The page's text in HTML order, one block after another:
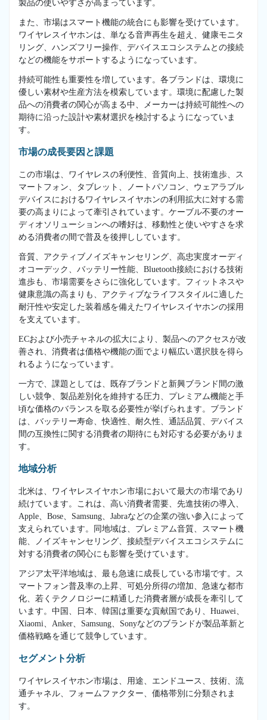
製品の使いやすさが高まっています。
また、市場はスマート機能の統合にも影響を受けています。
ワイヤレスイヤホンは、単なる音声再生を超え、健康モニタ
リング、ハンズフリー操作、デバイスエコシステムとの接続
などの機能をサポートするようになっています。
持続可能性も重要性を増しています。各ブランドは、環境に
優しい素材や生産方法を模索しています。環境に配慮した製
品への消費者の関心が高まる中、メーカーは持続可能性への
期待に沿った設計や素材選択を検討するようになっていま
す。
市場の成長要因と課題
この市場は、ワイヤレスの利便性、音質向上、技術進歩、ス
マートフォン、タブレット、ノートパソコン、ウェアラブル
デバイスにおけるワイヤレスイヤホンの利用拡大に対する需
要の高まりによって牽引されています。ケーブル不要のオー
ディオソリューションへの嗜好は、移動性と使いやすさを求
める消費者の間で普及を後押ししています。
音質、アクティブノイズキャンセリング、高忠実度オーディ
オコーデック、バッテリー性能、Bluetooth接続における技術
進歩も、市場需要をさらに強化しています。フィットネスや
健康意識の高まりも、アクティブなライフスタイルに適した
耐汗性や安定した装着感を備えたワイヤレスイヤホンの採用
を支えています。
ECおよび小売チャネルの拡大により、製品へのアクセスが改
善され、消費者は価格や機能の面でより幅広い選択肢を得ら
れるようになっています。
一方で、課題としては、既存ブランドと新興ブランド間の激
しい競争、製品差別化を維持する圧力、プレミアム機能と手
頃な価格のバランスを取る必要性が挙げられます。ブランド
は、バッテリー寿命、快適性、耐久性、通話品質、デバイス
間の互換性に関する消費者の期待にも対応する必要がありま
す。
地域分析
北米は、ワイヤレスイヤホン市場において最大の市場であり
続けています。これは、高い消費者需要、先進技術の導入、
Apple、Bose、Samsung、Jabraなどの企業の強い参入によって
支えられています。同地域は、プレミアム音質、スマート機
能、ノイズキャンセリング、接続型デバイスエコシステムに
対する消費者の関心にも影響を受けています。
アジア太平洋地域は、最も急速に成長している市場です。ス
マートフォン普及率の上昇、可処分所得の増加、急速な都市
化、若くテクノロジーに精通した消費者層が成長を牽引して
います。中国、日本、韓国は重要な貢献国であり、Huawei、
Xiaomi、Anker、Samsung、Sonyなどのブランドが製品革新と
価格戦略を通じて競争しています。
セグメント分析
ワイヤレスイヤホン市場は、用途、エンドユース、技術、流
通チャネル、フォームファクター、価格帯別に分類されま
す。